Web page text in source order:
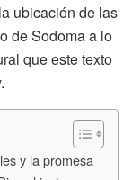
ubicación de las
de Sodoma a lo
que este texto
y la promesa